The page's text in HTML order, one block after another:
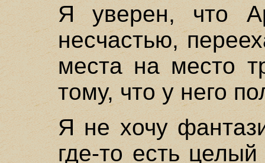
Я уверен, что
несчастью,
места на место
тому, что у него
Я не хочу
где-то есть